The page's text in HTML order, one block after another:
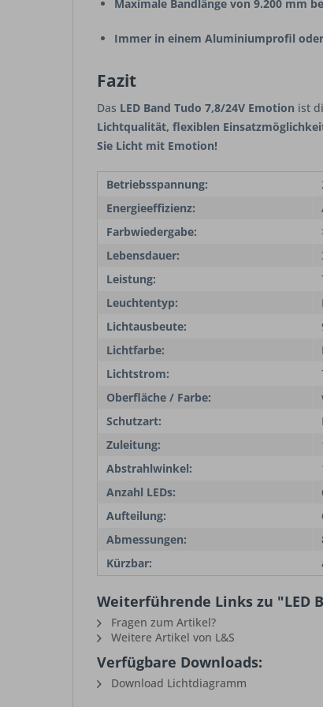
Maximale Bandlänge von 9.200 mm
Immer in einem Aluminiumprofil
Fazit
Das LED Band Tudo 7,8/24V Emotion ist
Lichtqualität, flexiblen
Sie Licht mit Emotion!
Betriebsspannung:
Energieeffizienz:
Farbwiedergabe:
Lebensdauer:
Leistung:
Leuchtentyp:
Lichtausbeute:
Lichtfarbe:
Lichtstrom:
Oberfläche / Farbe:
Schutzart:
Zuleitung:
Abstrahlwinkel:
Anzahl LEDs:
Aufteilung:
Abmessungen:
Kürzbar:
Weiterführende Links zu "LED
Fragen zum Artikel?
Weitere Artikel von L&S
Verfügbare Downloads:
Download Lichtdiagramm